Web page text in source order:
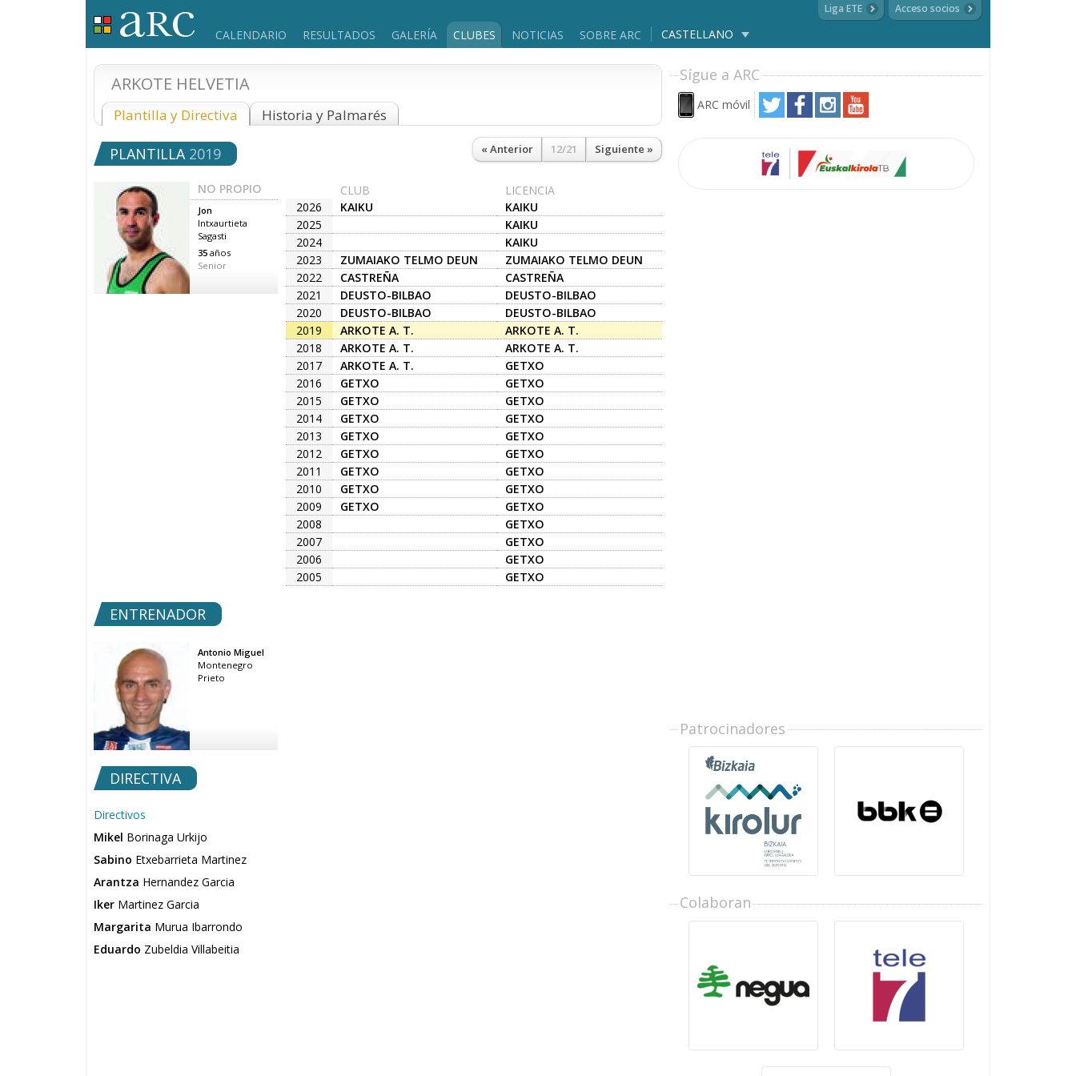
CALENDARIO RESULTADOS GALERÍA CLUBES NOTICIAS SOBRE ARC CASTELLANO
Liga ETE Acceso socios
ARKOTE HELVETIA
Plantilla y Directiva Historia y Palmarés
« Anterior 12/21 Siguiente »
PLANTILLA 2019
NO PROPIO
Jon
Intxaurtieta
Sagasti
35 años
Senior
CLUB
LICENCIA
2026
KAIKU
KAIKU
2025
KAIKU
2024
KAIKU
2023
ZUMAIAKO TELMO DEUN
A.K.E..
ZUMAIAKO TELMO DEUN
A.K.E..
2022 CASTREÑA
CASTREÑA
2021
DEUSTO-BILBAO
DEUSTO-BILBAO
2020
DEUSTO-BILBAO
DEUSTO-BILBAO
2019
ARKOTE A. T.
ARKOTE A. T.
2018
ARKOTE A. T.
ARKOTE A. T.
2017
ARKOTE A. T.
GETXO
2016
GETXO
GETXO
2015
GETXO
GETXO
2014
GETXO
GETXO
2013
GETXO
GETXO
2012
GETXO
GETXO
2011
GETXO
GETXO
2010
GETXO
GETXO
2009
GETXO
GETXO
2008
GETXO
2007
GETXO
2006
GETXO
2005
GETXO
ENTRENADOR
Antonio Miguel
Montenegro
Prieto
DIRECTIVA
Directivos
Mikel Borinaga Urkijo
Sabino Etxebarrieta Martinez
Arantza Hernandez Garcia
Iker Martinez Garcia
Margarita Murua Ibarrondo
Eduardo Zubeldia Villabeitia
Sígue a ARC
ARC móvil
Patrocinadores
Colaboran